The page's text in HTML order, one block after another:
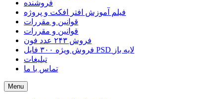
فروشنده
فیلم آموزش افتر افکت و پروژه
قوانین و مقررات
قوانین و مقررات
فروش ۲۴۳ عدد فون
فروش ویژه ۳۰۰ فایل PSD لایه باز
تبلیغات
تماس با ما
Menu